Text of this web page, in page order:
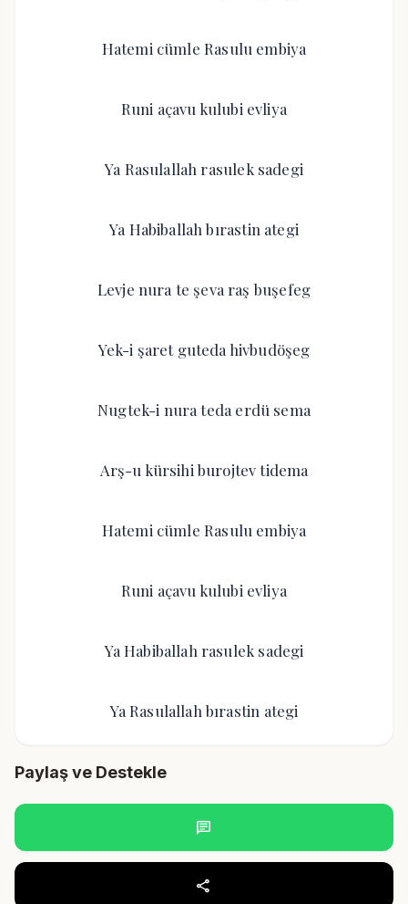
Hatemi cümle Rasulu embiya
Runi açavu kulubi evliya
Ya Rasulallah rasulek sadegi
Ya Habiballah bırastin ategi
Levje nura te şeva raş buşefeg
Yek-i şaret guteda hivbudöşeg
Nugtek-i nura teda erdü sema
Arş-u kürsihi burojtev tidema
Hatemi cümle Rasulu embiya
Runi açavu kulubi evliya
Ya Habiballah rasulek sadegi
Ya Rasulallah bırastin ategi
Paylaş ve Destekle
chat
share